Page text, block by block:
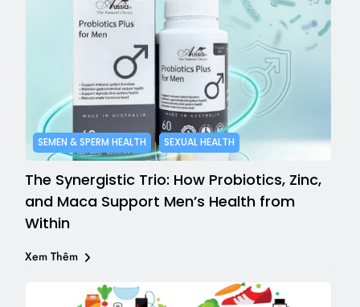
SEMEN & SPERM HEALTH SEXUAL HEALTH
The Synergistic Trio: How Probiotics, Zinc,
and Maca Support Men’s Health from
Within
Xem Thêm